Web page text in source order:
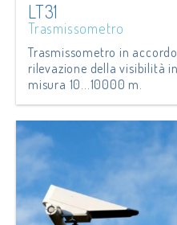
LT31
Trasmissometro
Trasmissometro in accordo
rilevazione della visibilità
misura 10...10000 m.